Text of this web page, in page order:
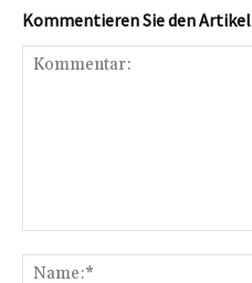
Kommentieren Sie den Artikel